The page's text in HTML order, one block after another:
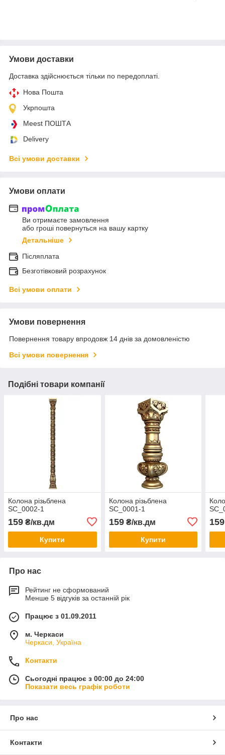
Умови доставки
Доставка здійснюється тільки по передоплаті.
Нова Пошта
Укрпошта
Meest ПОШТА
Delivery
Всі умови доставки
Умови оплати
Ви отримаєте замовлення
або гроші повернуться на вашу картку
Детальніше
Післяплата
Безготівковий розрахунок
Всі умови оплати
Умови повернення
Повернення товару впродовж 14 днів за домовленістю
Всі умови повернення
Подібні товари компанії
Колона різьблена
SC_0002-1
159 ₴/кв.дм
Купити
Колона різьблена
SC_0001-1
159₴/кв.дм
Купити
159
Про нас
Рейтинг не сформований
Менше 5 відгуків за останній рік
Працює з 01.09.2011
м. Черкаси
Черкаси, Україна
Контакти
Сьогодні працює з 00:00 до 24:00
Показати весь графік роботи
Про нас
Контакти